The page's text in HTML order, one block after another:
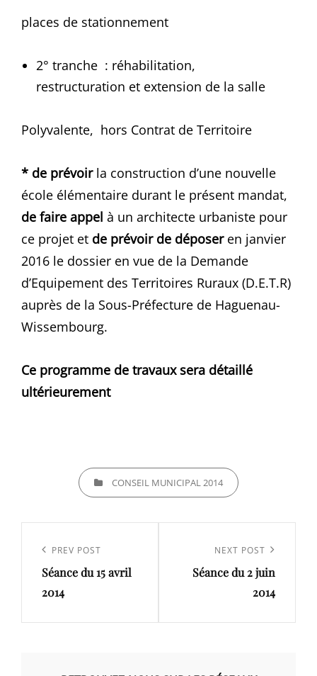
places de stationnement
2° tranche : réhabilitation,
restructuration et extension de la salle
Polyvalente, hors Contrat de Territoire
* de prévoirla construction d’une nouvelle
école élémentaire durant le présent mandat,
de faire appel à un architecte urbaniste pour
ce projet et de prévoir de déposeren janvier
2016 le dossier en vue de la Demande
d’Equipement des Territoires Ruraux (D.E.T.R)
auprès de la Sous-Préfecture de Haguenau-
Wissembourg.
Ce programme de travaux sera détaillé
ultérieurement
CATEGORIESCONSEIL MUNICIPAL 2014
l’article
Previous
Post
PREV POST
Séance du 15 avril
2014
Post
NEXT POST
Séance du 2 juin
2014